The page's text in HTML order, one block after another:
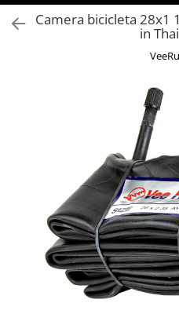
https://
Acceleratie
Contact cu cheie
https://
Discuri frana
Placute de frana
Manete de frana
Camera bicicleta 28x1
in